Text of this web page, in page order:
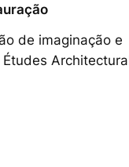
de imaginação e